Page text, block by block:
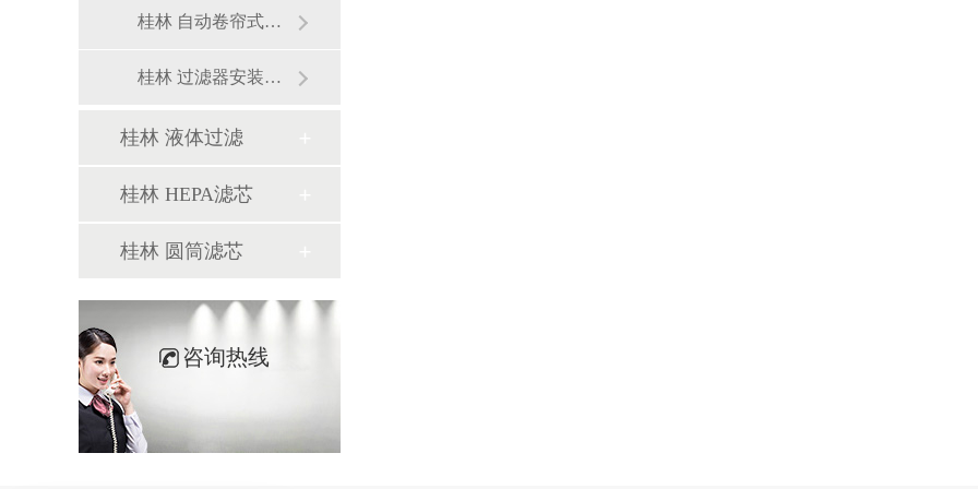
桂林 自动卷帘式过滤器
桂林 过滤器安装框架
桂林 液体过滤
桂林 HEPA滤芯
桂林 圆筒滤芯
咨询热线